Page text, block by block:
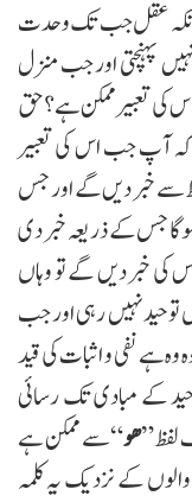
عقل جب تک وحدت
پہنچتی اور جب منزل
کی تعبیرممکن ہے؟ حق
آپ جب اس کی تعبیر
خبر دیں گے اور جس
جس کے ذر یعہ خبر دی
خبر دیں گے تو وہاں
نہیں رہی اور جب
و اثبات کی قید
کے مبادی تک رسائی
”ھو“سے ممکن ہے
کے نزدیک یہ کلمہ